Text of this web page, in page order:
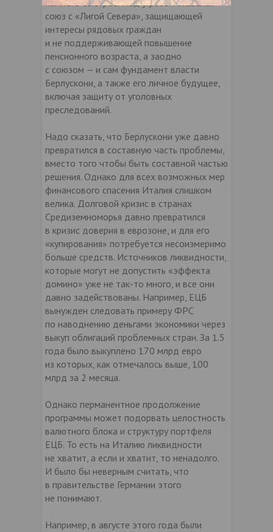
союз с «Лигой Севера», защищающей
интересы рядовых граждан
и не поддерживающей повышение
пенсионного возраста, а заодно
с союзом — и сам фундамент власти
Берлускони, а также его личное будущее,
включая защиту от уголовных
преследований.
Надо сказать, что Берлускони уже давно
превратился в составную часть проблемы,
вместо того чтобы быть составной частью
решения. Однако для всех возможных мер
финансового спасения Италия слишком
велика. Долговой кризис в странах
Средиземноморья давно превратился
в кризис доверия в еврозоне, и для его
«купирования» потребуется несоизмеримо
больше средств. Источников ликвидности,
которые могут не допустить «эффекта
домино» уже не так-то много, и все они
давно задействованы. Например, ЕЦБ
вынужден следовать примеру ФРС
по наводнению деньгами экономики через
выкуп облигаций проблемных стран. За 1.5
года было выкуплено 170 млрд евро
из которых, как отмечалось выше, 100
млрд за 2 месяца.
Однако перманентное продолжение
программы может подорвать целостность
валютного блока и структуру портфеля
ЕЦБ. То есть на Италию ликвидности
не хватит, а если и хватит, то ненадолго.
И было бы неверным считать, что
в правительстве Германии этого
не понимают.
Например, в августе этого года были